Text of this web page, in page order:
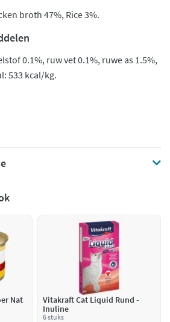
broth 47%, Rice 3%.
0.1%, ruw vet 0.1%, ruwe as 1.5%,
533 kcal/kg.
Nat
Vitakraft Cat Liquid Rund -
Inuline
6 stuks